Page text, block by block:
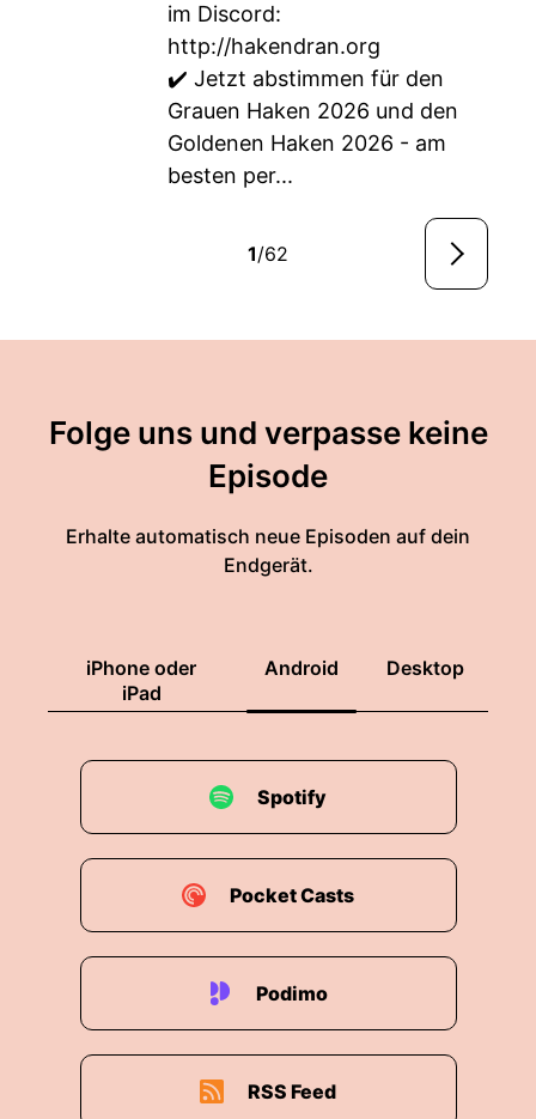
im Discord:
http://hakendran.org
✔️ Jetzt abstimmen für den
Grauen Haken 2026 und den
Goldenen Haken 2026 - am
besten per...
1/62
Folge uns und verpasse keine
Episode
Erhalte automatisch neue Episoden auf dein
Endgerät.
iPhone oder
iPad
Android Desktop
Spotify
Pocket Casts
Podimo
RSS Feed